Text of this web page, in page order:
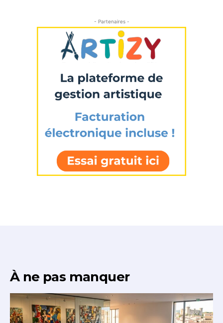
- Partenaires -
À ne pas manquer